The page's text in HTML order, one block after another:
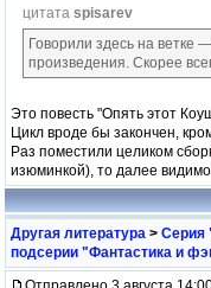
цитата spisarev
Говорили здесь на ветке
произведения. Скорее
Это повесть "Опять этот
Цикл вроде бы закончен,
Раз поместили целиком
изюминкой), то далее
Другая литература > Серия
подсерии "Фантастика и